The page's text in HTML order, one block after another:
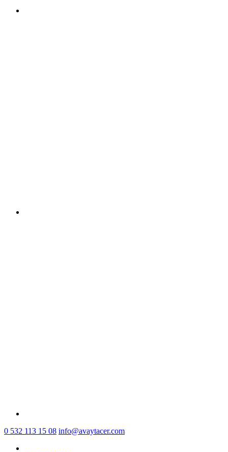
0 532 113 15 08 info@avaytacer.com